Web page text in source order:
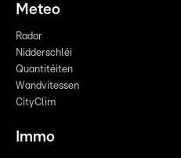
Meteo
Radar
Nidderschléi
Quantitéiten
Wandvitessen
CityClim
Immo